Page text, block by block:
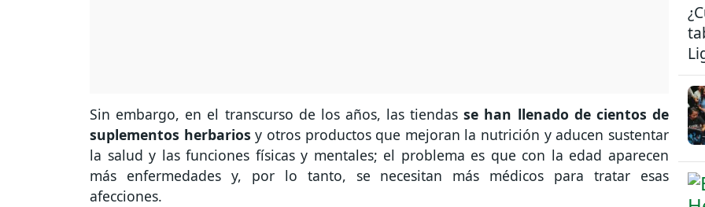
Sin embargo, en el transcurso de los años, las tiendasse han llenado de cientos de
suplementos herbarios y otros productos que mejoran la nutrición y aducen sustentar
la salud y las funciones físicas y mentales; el problema es que con la edad aparecen
más enfermedades y, por lo tanto, se necesitan más médicos para tratar esas
afecciones.